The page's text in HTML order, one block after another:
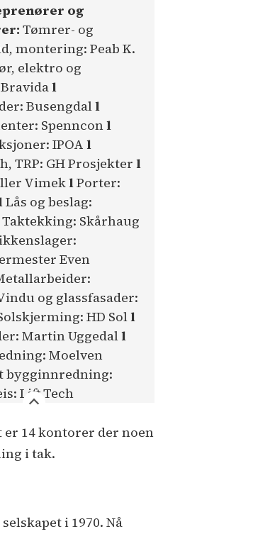
og
Tømrer- og
montering: Peab K.
elektro og
l
Busengdall
Spennconl
IPOA l
TRP: GH Prosjekterl
VimeklPorter:
Lås og beslag:
Skårhaug
Even
og glassfasader:
HD Soll
Martin Uggedall
Moelven
bygginnredning:
Lift Tech
14 kontorer der noen
i tak.
i 1970. Nå